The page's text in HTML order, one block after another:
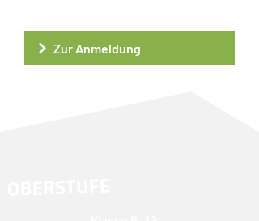
Zur Anmeldung